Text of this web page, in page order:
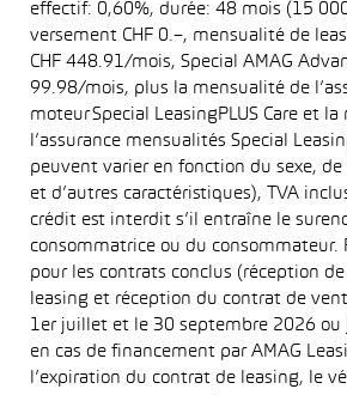
effectif: 0,60%, durée: 48 mois (15
versement CHF 0.–, mensualité de
CHF 448.91/mois, Special AMAG
99.98/mois, plus la mensualité de
moteur Special LeasingPLUS Care et
l’assurance mensualités Special
peuvent varier en fonction du sexe, de
et d’autres caractéristiques), TVA
crédit est interdit s’il entraîne le
consommatrice ou du consommateur.
pour les contrats conclus (réception
leasing et réception du contrat de
1er juillet et le 30 septembre 2026 ou
en cas de financement par AMAG
l’expiration du contrat de leasing, le